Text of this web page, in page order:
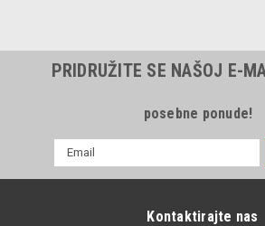
PRIDRUŽITE SE NAŠOJ E-
posebne ponude!
mail
Kontaktirajte nas